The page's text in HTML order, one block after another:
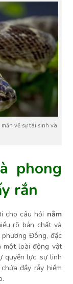
về sự tái sinh và
phong
rắn
cho câu hỏi nằm
rõ bản chất và
Đông, đặc
một loài động vật
quyền lực, sự linh
đầy rẫy hiểm